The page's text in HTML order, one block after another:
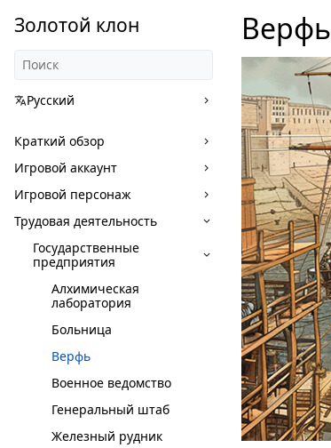
Золотой клон
Русский
Краткий обзор
Игровой аккаунт
Игровой персонаж
Трудовая деятельность
Государственные
предприятия
Алхимическая
лаборатория
Больница
Верфь
Военное ведомство
Генеральный штаб
Железный рудник
Верфь